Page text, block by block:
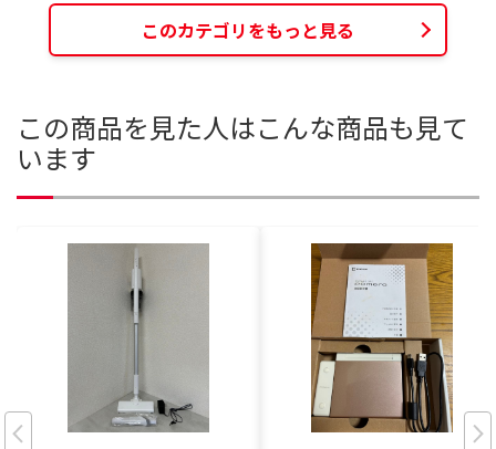
このカテゴリをもっと見る
この商品を見た人はこんな商品も見て
います